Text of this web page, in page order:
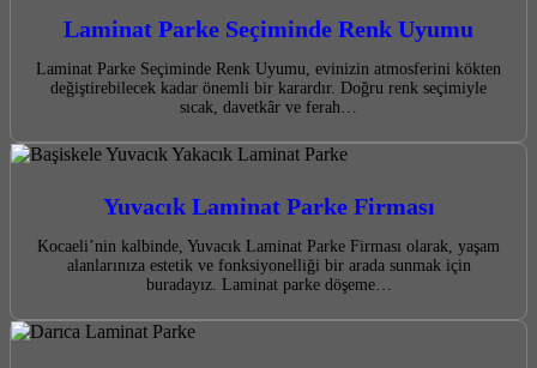
Laminat Parke Seçiminde Renk Uyumu
Laminat Parke Seçiminde Renk Uyumu, evinizin atmosferini kökten
değiştirebilecek kadar önemli bir karardır. Doğru renk seçimiyle
sıcak, davetkâr ve ferah…
Yuvacık Laminat Parke Firması
Kocaeli’nin kalbinde, Yuvacık Laminat Parke Firması olarak, yaşam
alanlarınıza estetik ve fonksiyonelliği bir arada sunmak için
buradayız. Laminat parke döşeme…